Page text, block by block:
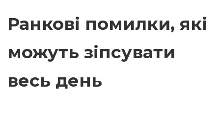
Ранкові помилки, які
можуть зіпсувати
весь день